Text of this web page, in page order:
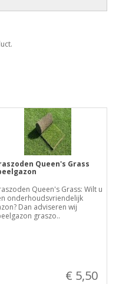
Queen's Grass
Queen's Grass: Wilt u
onderhoudsvriendelijk
Dan adviseren wij
graszo..
€ 5,50